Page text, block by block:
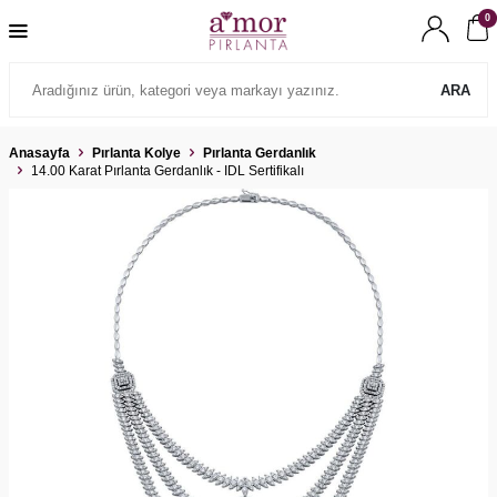
ARA
0
Anasayfa Pırlanta Kolye
Pırlanta Gerdanlık
14.00 Karat Pırlanta Gerdanlık - IDL Sertifikalı